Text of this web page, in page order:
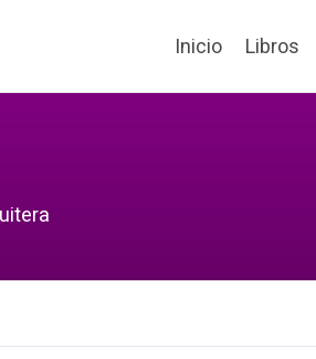
Inicio Libros